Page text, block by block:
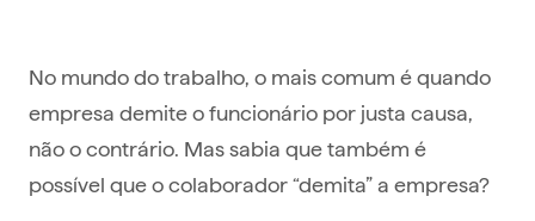
No mundo do trabalho, o mais comum é quando
empresa demite o funcionário por justa causa,
não o contrário. Mas sabia que também é
possível que o colaborador “demita” a empresa?